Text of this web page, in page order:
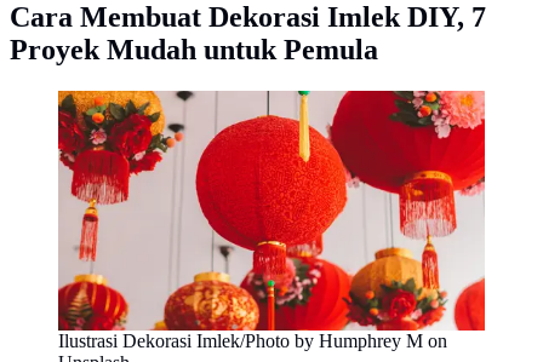
Cara Membuat Dekorasi Imlek DIY, 7
Proyek Mudah untuk Pemula
Ilustrasi Dekorasi Imlek/Photo by Humphrey M on